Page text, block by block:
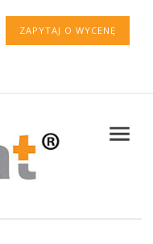
ZAPYTAJ O WYCENĘ